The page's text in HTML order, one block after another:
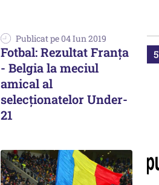
Publicat pe 04 Iun 2019
Fotbal: Rezultat Franţa
- Belgia la meciul
amical al
selecţionatelor Under-
21